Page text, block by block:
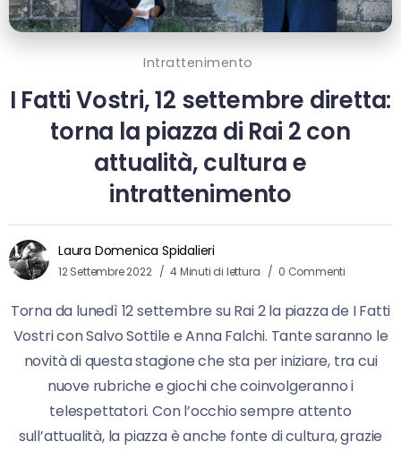
Intrattenimento
I Fatti Vostri, 12 settembre diretta:
torna la piazza di Rai 2 con
attualità, cultura e
intrattenimento
Laura Domenica Spidalieri
12 Settembre 2022 4 Minuti di lettura 0 Commenti
Torna da lunedì 12 settembre su Rai 2 la piazza de I Fatti
Vostri con Salvo Sottile e Anna Falchi. Tante saranno le
novità di questa stagione che sta per iniziare, tra cui
nuove rubriche e giochi che coinvolgeranno i
telespettatori. Con l’occhio sempre attento
sull’attualità, la piazza è anche fonte di cultura, grazie